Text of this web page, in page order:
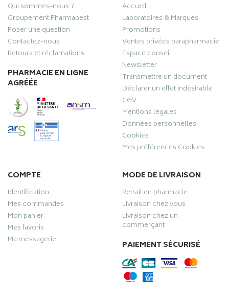
Qui sommes-nous ?
Groupement Pharmabest
Poser une question
Contactez-nous
Retours et réclamations
PHARMACIE EN LIGNE
AGRÉÉE
Accueil
Laboratoires & Marques
Promotions
Ventes privées parapharmacie
Espace conseil
Newsletter
Transmettre un document
Déclarer un effet indésirable
CGV
Mentions légales
Données personnelles
Cookies
Mes préférences Cookies
COMPTE
Identification
Mes commandes
Mon panier
Mes favoris
Ma messagerie
MODE DE LIVRAISON
Retrait en pharmacie
Livraison chez vous
Livraison chez un
commerçant
PAIEMENT SÉCURISÉ